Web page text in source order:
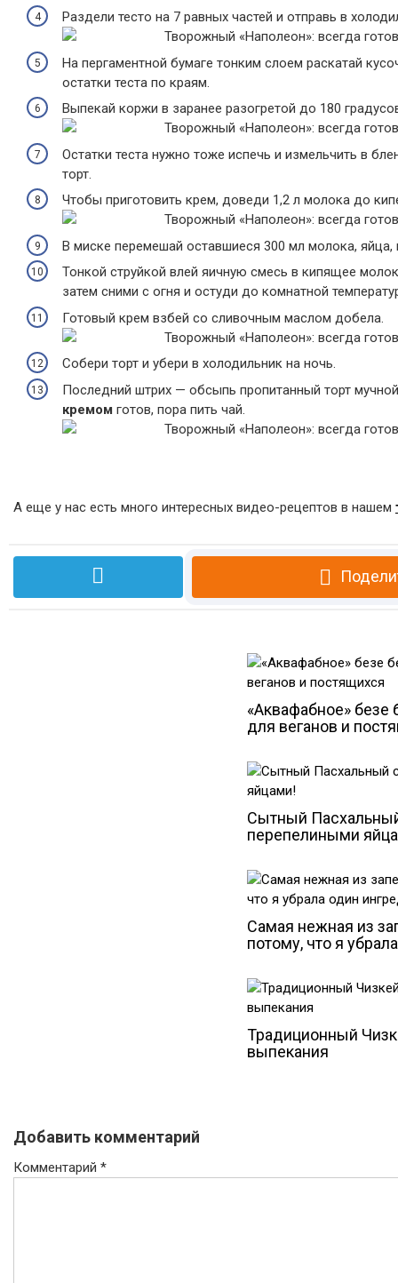
Раздели тесто на 7 равных частей и отправь в
На пергаментной бумаге тонким слоем раскатай
остатки теста по краям.
Выпекай коржи в заранее разогретой до 180
Остатки теста нужно тоже испечь и измельчить в
торт.
Чтобы приготовить крем, доведи 1,2 л молока до
В миске перемешай оставшиеся 300 мл молока, яйца,
Тонкой струйкой влей яичную смесь в кипящее
затем сними с огня и остуди до комнатной
Готовый крем взбей со сливочным маслом добела.
Собери торт и убери в холодильник на ночь.
Последний штрих — обсыпь пропитанный торт
кремом готов, пора пить чай.
А еще у нас есть много интересных видео-рецептов в нашем
«Аквафабное» безе
для веганов и
Сытный
перепелиными
Самая нежная из
потому, что я
Традиционный
выпекания
Добавить комментарий
Комментарий *